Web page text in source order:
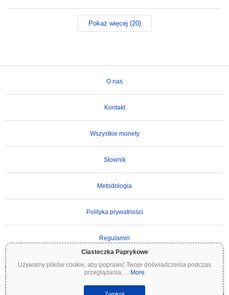
Ciasteczka Paprykowe
Używamy plików cookie, aby poprawić Twoje doświadczenia podczas
przeglądania. ... More
Pokaż więcej (20)
O nas
Kontakt
Wszystkie monety
Słownik
Metodologia
Polityka prywatności
Regulamin
WAŻNE ZASTRZEŻENIE:Kryptowaluty są wysoce zmienne i wiążą się ze znacznym
ryzykiem. Możesz stracić część lub całość swojej inwestycji. Wszystkie informacje na
Coinpaprika są udostępniane wyłącznie w celach informacyjnych i nie stanowią porady
finansowej ani inwestycyjnej. Zawsze przeprowadzaj własne badania (DYOR) i konsultuj